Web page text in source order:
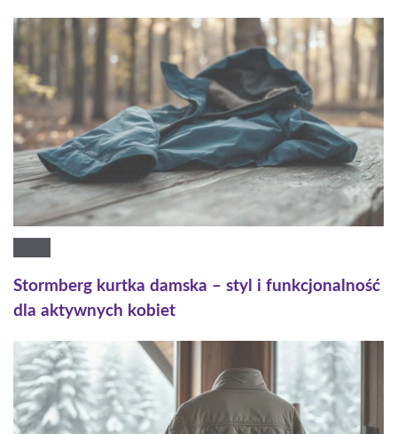
Stormberg kurtka damska – styl i funkcjonalność
dla aktywnych kobiet